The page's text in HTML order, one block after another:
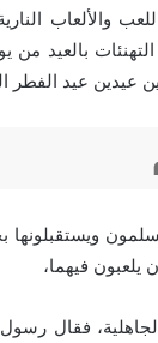
والألعاب
بالعيد
عيد الفطر
يلعبون فيهما،
فقال